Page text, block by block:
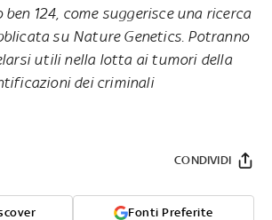
ben 124, come suggerisce una ricerca
su Nature Genetics. Potranno
utili nella lotta ai tumori della
dei criminali
Fonti Preferite
CONDIVIDI